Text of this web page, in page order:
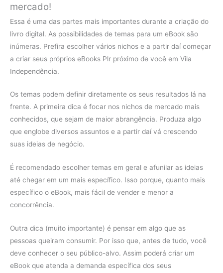
mercado!
Essa é uma das partes mais importantes durante a criação do
livro digital. As possibilidades de temas para um eBook são
inúmeras. Prefira escolher vários nichos e a partir daí começar
a criar seus próprios eBooks Plr próximo de você em Vila
Independência.
Os temas podem definir diretamente os seus resultados lá na
frente. A primeira dica é focar nos nichos de mercado mais
conhecidos, que sejam de maior abrangência. Produza algo
que englobe diversos assuntos e a partir daí vá crescendo
suas ideias de negócio.
É recomendado escolher temas em geral e afunilar as ideias
até chegar em um mais específico. Isso porque, quanto mais
específico o eBook, mais fácil de vender e menor a
concorrência.
Outra dica (muito importante) é pensar em algo que as
pessoas queiram consumir. Por isso que, antes de tudo, você
deve conhecer o seu público-alvo. Assim poderá criar um
eBook que atenda a demanda específica dos seus